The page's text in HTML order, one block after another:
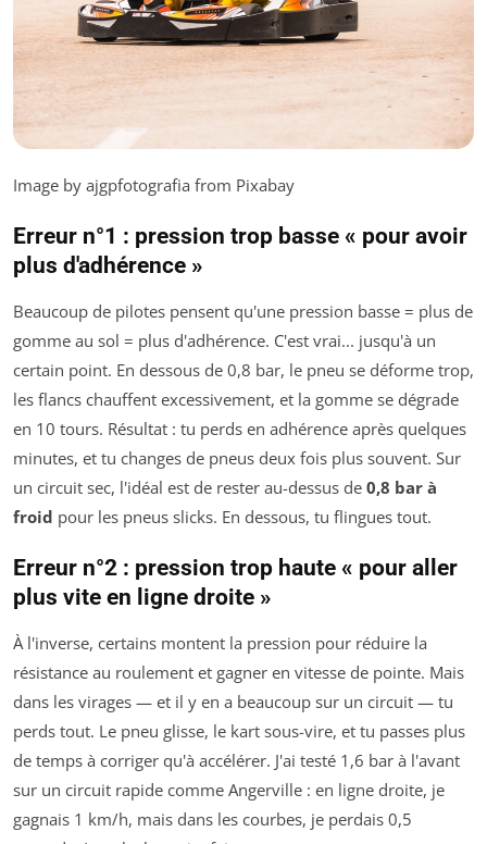
Image by ajgpfotografia from Pixabay
Erreur n°1 : pression trop basse « pour avoir
plus d'adhérence »
Beaucoup de pilotes pensent qu'une pression basse = plus de
gomme au sol = plus d'adhérence. C'est vrai... jusqu'à un
certain point. En dessous de 0,8 bar, le pneu se déforme trop,
les flancs chauffent excessivement, et la gomme se dégrade
en 10 tours. Résultat : tu perds en adhérence après quelques
minutes, et tu changes de pneus deux fois plus souvent. Sur
un circuit sec, l'idéal est de rester au-dessus de 0,8 bar à
froid pour les pneus slicks. En dessous, tu flingues tout.
Erreur n°2 : pression trop haute « pour aller
plus vite en ligne droite »
À l'inverse, certains montent la pression pour réduire la
résistance au roulement et gagner en vitesse de pointe. Mais
dans les virages — et il y en a beaucoup sur un circuit — tu
perds tout. Le pneu glisse, le kart sous-vire, et tu passes plus
de temps à corriger qu'à accélérer. J'ai testé 1,6 bar à l'avant
sur un circuit rapide comme Angerville : en ligne droite, je
gagnais 1 km/h, mais dans les courbes, je perdais 0,5